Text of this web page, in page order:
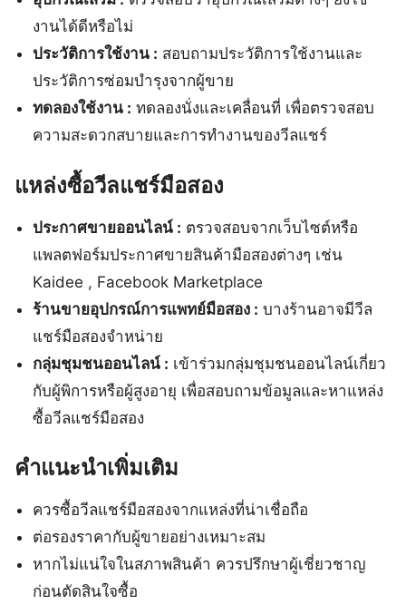
งานได้ดีหรือไม่
ประวัติการใช้งาน : สอบถามประวัติการใช้งานและ
ประวัติการซ่อมบำรุงจากผู้ขาย
ทดลองใช้งาน : ทดลองนั่งและเคลื่อนที่ เพื่อตรวจสอบ
ความสะดวกสบายและการทำงานของวีลแชร์
แหล่งซื้อวีลแชร์มือสอง
ประกาศขายออนไลน์ : ตรวจสอบจากเว็บไซต์หรือ
แพลตฟอร์มประกาศขายสินค้ามือสองต่างๆ เช่น
Kaidee , Facebook Marketplace
ร้านขายอุปกรณ์การแพทย์มือสอง : บางร้านอาจมีวีล
แชร์มือสองจำหน่าย
กลุ่มชุมชนออนไลน์ : เข้าร่วมกลุ่มชุมชนออนไลน์เกี่ยว
กับผู้พิการหรือผู้สูงอายุ เพื่อสอบถามข้อมูลและหาแหล่ง
ซื้อวีลแชร์มือสอง
คำแนะนำเพิ่มเติม
ควรซื้อวีลแชร์มือสองจากแหล่งที่น่าเชื่อถือ
ต่อรองราคากับผู้ขายอย่างเหมาะสม
หากไม่แน่ใจในสภาพสินค้า ควรปรึกษาผู้เชี่ยวชาญ
ก่อนตัดสินใจซื้อ